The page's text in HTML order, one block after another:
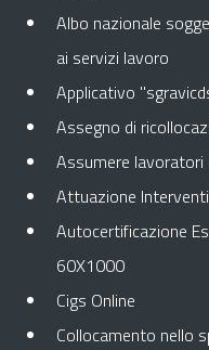
Albo nazionale
ai servizi lavoro
Applicativo
Assegno di
Assumere lavoratori
Attuazione
Autocertificazione
60X1000
Cigs Online
Collocamento nello